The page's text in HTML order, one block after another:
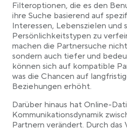
Filteroptionen, die es den
ihre Suche basierend auf
Interessen, Lebenszielen und
Persönlichkeitstypen zu
machen die Partnersuche
sondern auch tiefer und
können sich auf kompatible
was die Chancen auf
Beziehungen erhöht.
Darüber hinaus hat Online-
Kommunikationsdynamik
Partnern verändert. Durch